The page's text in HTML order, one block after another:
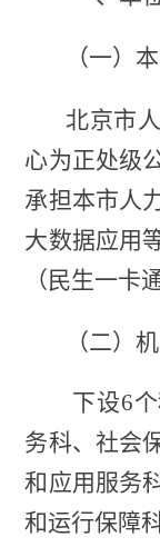
（一）
北京市
心为正处级
承担本市人
大数据应用
（民生一卡
（二）
下设6
务科、社会
和应用服务
和运行保障科